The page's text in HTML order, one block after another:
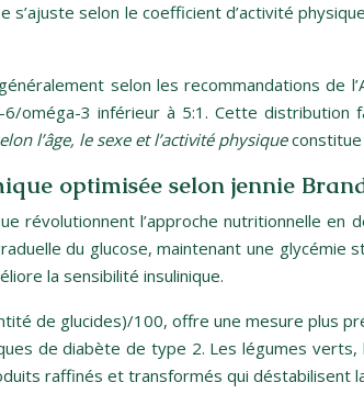
s’ajuste selon le coefficient d’activité
selon les recommandations de
oméga-3 inférieur à 5:1. Cette
l’âge, le sexe et l’activité physiqueconstitue
optimisée selon jennie
révolutionnent l’approche nutritionnelle
du glucose, maintenant une
la sensibilité insulinique.
de glucides)/100, offre une mesure plus
de diabète de type 2. Les légumes
raffinés et transformés qui déstabilisent